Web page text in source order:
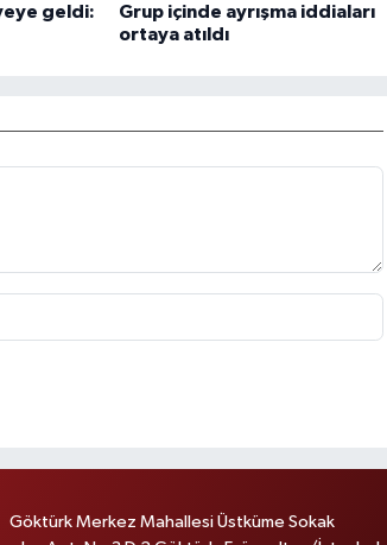
geldi:
Grup içinde ayrışma iddiaları
ortaya atıldı
Göktürk Merkez Mahallesi Üstküme Sokak